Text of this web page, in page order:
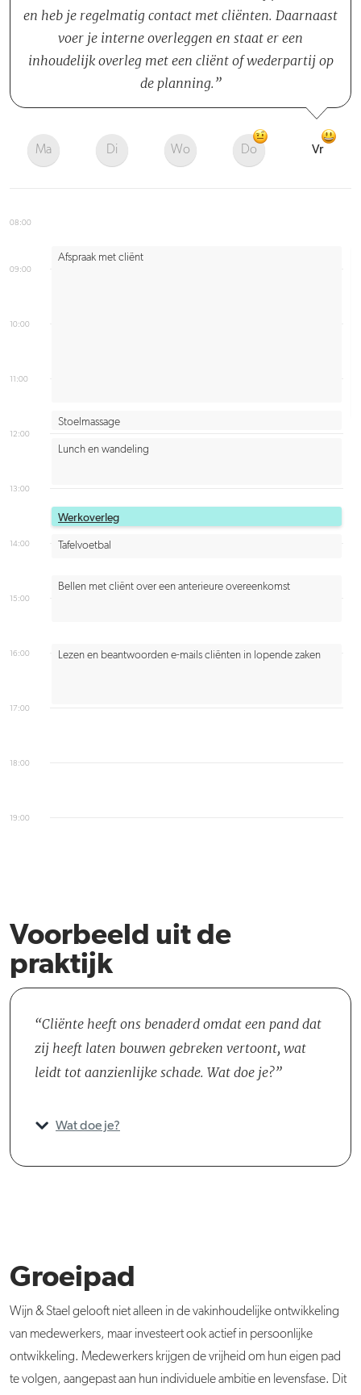
en heb je regelmatig contact met cliënten. Daarnaast
voer je interne overleggen en staat er een
inhoudelijk overleg met een cliënt of wederpartij op
de planning.
Ma Di Wo Do Vr
08:00
09:00
10:00
11:00
12:00
13:00
14:00
15:00
16:00
17:00
18:00
19:00
Afspraak met cliënt
Lunch en wandeling
Werkoverleg
Bellen met cliënt over een anterieure overeenkomst
Lezen en beantwoorden e-mails cliënten in lopende zaken
Tafelvoetbal
Stoelmassage
Voorbeeld uit de
praktijk
Cliënte heeft ons benaderd omdat een pand dat
zij heeft laten bouwen gebreken vertoont, wat
leidt tot aanzienlijke schade. Wat doe je?
Wat doe je?
Groeipad
Wijn & Stael gelooft niet alleen in de vakinhoudelijke ontwikkeling
van medewerkers, maar investeert ook actief in persoonlijke
ontwikkeling. Medewerkers krijgen de vrijheid om hun eigen pad
te volgen, aangepast aan hun individuele ambitie en levensfase. Dit